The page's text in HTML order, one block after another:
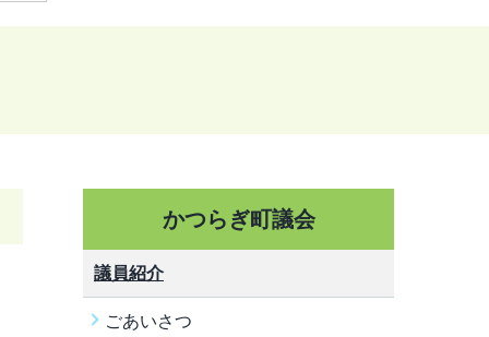
かつらぎ町議会
議員紹介
ごあいさつ